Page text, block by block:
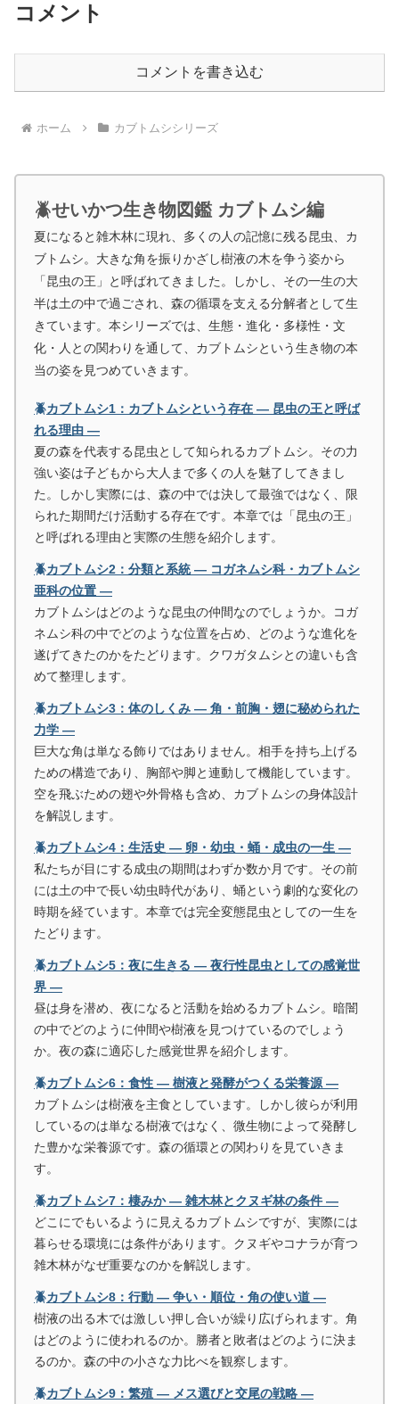
コメント
コメントを書き込む
ホーム カブトムシシリーズ
🪲せいかつ生き物図鑑 カブトムシ編
夏になると雑木林に現れ、多くの人の記憶に残る昆虫、カ
ブトムシ。大きな角を振りかざし樹液の木を争う姿から
「昆虫の王」と呼ばれてきました。しかし、その一生の大
半は土の中で過ごされ、森の循環を支える分解者として生
きています。本シリーズでは、生態・進化・多様性・文
化・人との関わりを通して、カブトムシという生き物の本
当の姿を見つめていきます。
🪲カブトムシ1：カブトムシという存在 ― 昆虫の王と呼ば
れる理由 ―
夏の森を代表する昆虫として知られるカブトムシ。その力
強い姿は子どもから大人まで多くの人を魅了してきまし
た。しかし実際には、森の中では決して最強ではなく、限
られた期間だけ活動する存在です。本章では「昆虫の王」
と呼ばれる理由と実際の生態を紹介します。
🪲カブトムシ2：分類と系統 ― コガネムシ科・カブトムシ
亜科の位置 ―
カブトムシはどのような昆虫の仲間なのでしょうか。コガ
ネムシ科の中でどのような位置を占め、どのような進化を
遂げてきたのかをたどります。クワガタムシとの違いも含
めて整理します。
🪲カブトムシ3：体のしくみ ― 角・前胸・翅に秘められた
力学 ―
巨大な角は単なる飾りではありません。相手を持ち上げる
ための構造であり、胸部や脚と連動して機能しています。
空を飛ぶための翅や外骨格も含め、カブトムシの身体設計
を解説します。
🪲カブトムシ4：生活史 ― 卵・幼虫・蛹・成虫の一生 ―
私たちが目にする成虫の期間はわずか数か月です。その前
には土の中で長い幼虫時代があり、蛹という劇的な変化の
時期を経ています。本章では完全変態昆虫としての一生を
たどります。
🪲カブトムシ5：夜に生きる ― 夜行性昆虫としての感覚世
界 ―
昼は身を潜め、夜になると活動を始めるカブトムシ。暗闇
の中でどのように仲間や樹液を見つけているのでしょう
か。夜の森に適応した感覚世界を紹介します。
🪲カブトムシ6：食性 ― 樹液と発酵がつくる栄養源 ―
カブトムシは樹液を主食としています。しかし彼らが利用
しているのは単なる樹液ではなく、微生物によって発酵し
た豊かな栄養源です。森の循環との関わりを見ていきま
す。
🪲カブトムシ7：棲みか ― 雑木林とクヌギ林の条件 ―
どこにでもいるように見えるカブトムシですが、実際には
暮らせる環境には条件があります。クヌギやコナラが育つ
雑木林がなぜ重要なのかを解説します。
🪲カブトムシ8：行動 ― 争い・順位・角の使い道 ―
樹液の出る木では激しい押し合いが繰り広げられます。角
はどのように使われるのか。勝者と敗者はどのように決ま
るのか。森の中の小さな力比べを観察します。
🪲カブトムシ9：繁殖 ― メス選びと交尾の戦略 ―